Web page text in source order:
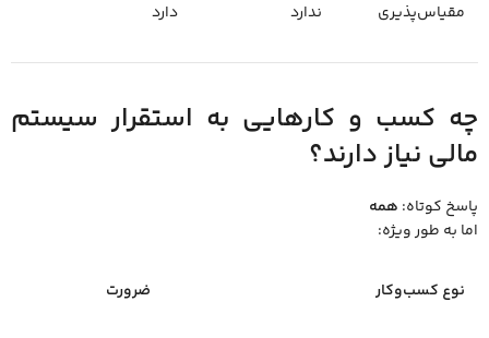
مقیاس‌پذیری ندارد دارد
چه کسب ‌و کارهایی به استقرار سیستم
مالی نیاز دارند؟
پاسخ کوتاه: همه
اما به‌ طور ویژه:
نوع کسب‌وکار ضرورت